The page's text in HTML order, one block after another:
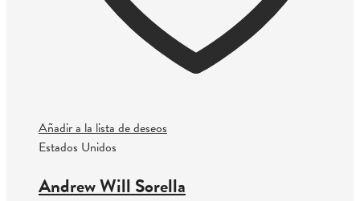
Añadir a la lista de deseos
Estados Unidos
Andrew Will Sorella